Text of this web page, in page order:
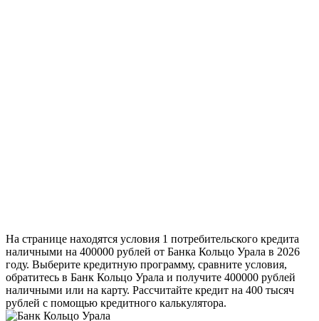
На странице находятся условия 1 потребительского кредита
наличными на 400000 рублей от Банка Кольцо Урала в 2026
году. Выберите кредитную программу, сравните условия,
обратитесь в Банк Кольцо Урала и получите 400000 рублей
наличными или на карту. Рассчитайте кредит на 400 тысяч
рублей с помощью кредитного калькулятора.